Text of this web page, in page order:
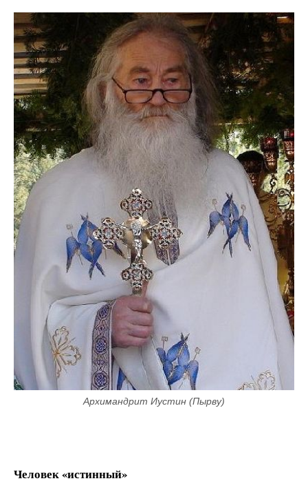
Архимандрит Иустин (Пырву)
Человек «истинный»